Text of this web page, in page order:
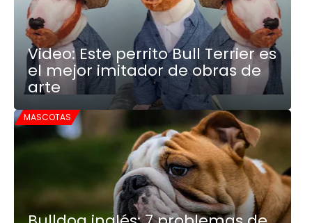
Video: Este perrito Bull Terrier es
el mejor imitador de obras de
arte
MASCOTAS